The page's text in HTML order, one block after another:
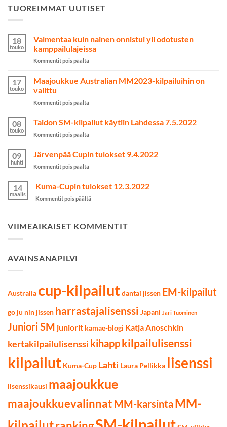
TUOREIMMAT UUTISET
18
touko
Valmentaa kuin nainen onnistui yli odotusten
kamppailulajeissa
Kommentit pois päältä
kuin
kamppailulajeissa
17
touko
Maajoukkue Australian MM2023-kilpailuihin on
valittu
Kommentit pois päältä
Australian
valittu
08
touko
Taidon SM-kilpailut käytiin Lahdessa 7.5.2022
Kommentit pois päältä
SM-
7.5.2022
09
huhti
Järvenpää Cupin tulokset 9.4.2022
Kommentit pois päältä
Cupin
9.4.2022
14
maalis
Kuma-Cupin tulokset 12.3.2022
Kommentit pois päältä
tulokset
VIIMEAIKAISET KOMMENTIT
AVAINSANAPILVI
Australia cup-kilpailutdantai jissen EM-kilpailut
go ju nin jissen harrastajalisenssi Japani Jari Tuominen
Juniori SM juniorit kamae-blogi Katja Anoschkin
kertakilpailulisenssi kihappkilpailulisenssi
kilpailut Kuma-Cup Lahti Laura Pellikka lisenssi
lisenssikausi maajoukkue
maajoukkuevalinnat MM-karsintaMM-